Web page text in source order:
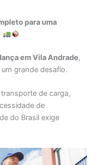
para uma
em Vila Andrade,
grande desafio.
de carga,
de
do Brasil exige